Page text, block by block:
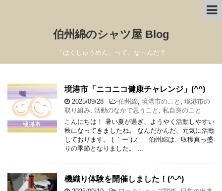
伯州綿のシャツ屋 Blog
「はくしゅうめん」って、な～んだ？
境港市「ニコニコ健康チャレンジ」(^^)
2025/09/28 -伯州綿, 境港市のこと , 境港市の
取り組み, 活動のなかで思うこと , 私自身のこと
こんにちは！ 暑い夏が過ぎ、ようやく活動しやすい
秋になってきましたね。 なんだかんだ、元気に活動
しております。 ( ｀ー´)ノ 伯州綿は、収穫真っ盛
りの季節となりました。 …
機織り体験を開催しました！(^-^)